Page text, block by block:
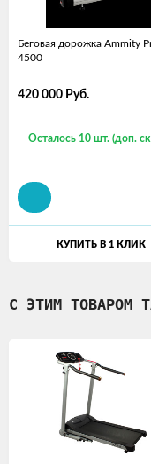
Беговая дорожка Ammity
4500
420 000 Руб.
Осталось 10 шт. (доп.
КУПИТЬ В 1 КЛИК
С ЭТИМ ТОВАРОМ